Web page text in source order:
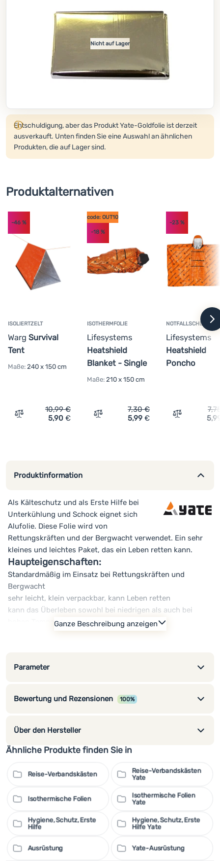
Ultraleichte
Ausrüstung
Club
eXtra
Beratung
uns
Anmelden /
Registrieren
Produkt wird nicht mehr verkauft.
Entschuldigung, aber das Produkt Yate-Goldfolie ist derzeit
ausverkauft. Unten finden Sie eine Auswahl an ähnlichen
Produkten, die auf Lager sind.
Nicht auf Lager
Produktalternativen
ISOLIERTZELT
Warg Survival
Tent
-46 %
Maße: 240 x 150 cm
Vergleichen
10,99€
5,90 €
ISOTHERMFOLIE
Lifesystems
Heatshield
Blanket - Single
code: OUT10
-18 %
Maße: 210 x 150 cm
Vergleichen
7,30€
5,99 €
Lifesystems
Heatshield
Poncho
-23 %
Vergleichen
Produktinformation
Als Kälteschutz und als Erste Hilfe bei
Unterkühlung und Schock eignet sich
Alufolie. Diese Folie wird von
Rettungskräften und der Bergwacht verwendet. Ein sehr
kleines und leichtes Paket, das ein Leben retten kann.
Haupteigenschaften:
Standardmäßig im Einsatz bei Rettungskräften und
Bergwacht
sehr leicht, klein verpackbar, kann Leben retten
kann das Überleben sowohl bei niedrigen als auch bei
hohen Temperaturen sichern
Ganze Beschreibung anzeigen
Parameter
Bewertung und Rezensionen 100%
Über den Hersteller
Ähnliche Produkte finden Sie in
Reise-Verbandskästen Reise-Verbandskästen
Yate
Isothermische Folien
Isothermische Folien
Yate
Hygiene, Schutz, Erste
Hilfe
Hygiene, Schutz, Erste
Hilfe Yate
Ausrüstung Yate-Ausrüstung